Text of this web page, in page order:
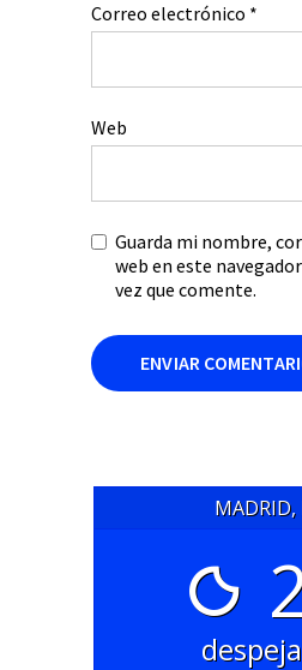
Correo electrónico *
Web
Guarda mi nombre,
web en este
vez que comente.
MADRID,